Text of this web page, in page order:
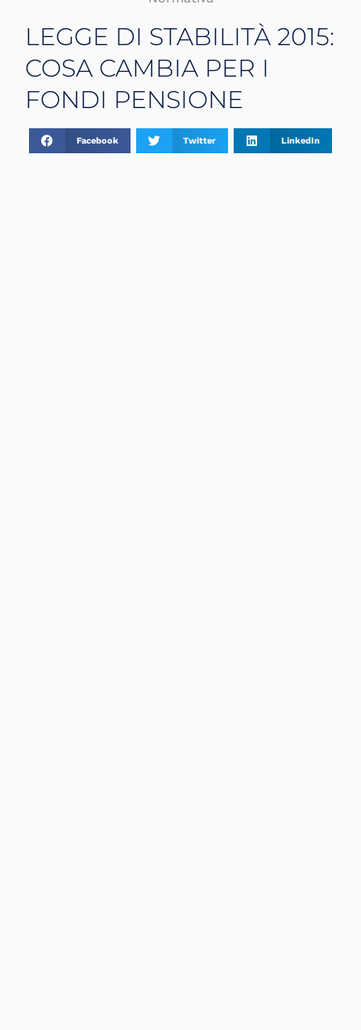
LEGGE DI STABILITÀ 2015:
COSA CAMBIA PER I
FONDI PENSIONE
Facebook Twitter LinkedIn